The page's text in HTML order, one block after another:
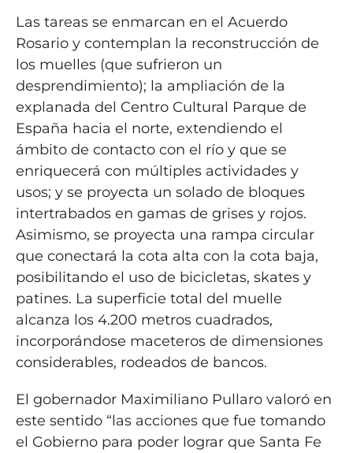
Las tareas se enmarcan en el Acuerdo
Rosario y contemplan la reconstrucción de
los muelles (que sufrieron un
desprendimiento); la ampliación de la
explanada del Centro Cultural Parque de
España hacia el norte, extendiendo el
ámbito de contacto con el río y que se
enriquecerá con múltiples actividades y
usos; y se proyecta un solado de bloques
intertrabados en gamas de grises y rojos.
Asimismo, se proyecta una rampa circular
que conectará la cota alta con la cota baja,
posibilitando el uso de bicicletas, skates y
patines. La superficie total del muelle
alcanza los 4.200 metros cuadrados,
incorporándose maceteros de dimensiones
considerables, rodeados de bancos.
El gobernador Maximiliano Pullaro valoró en
este sentido “las acciones que fue tomando
el Gobierno para poder lograr que Santa Fe